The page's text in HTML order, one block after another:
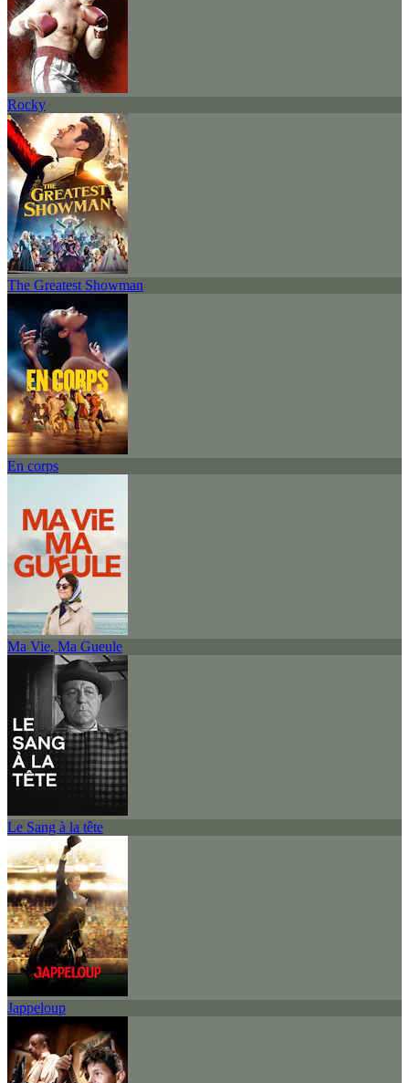
Rocky
The Greatest Showman
En corps
Ma Vie, Ma Gueule
Le Sang à la tête
Jappeloup